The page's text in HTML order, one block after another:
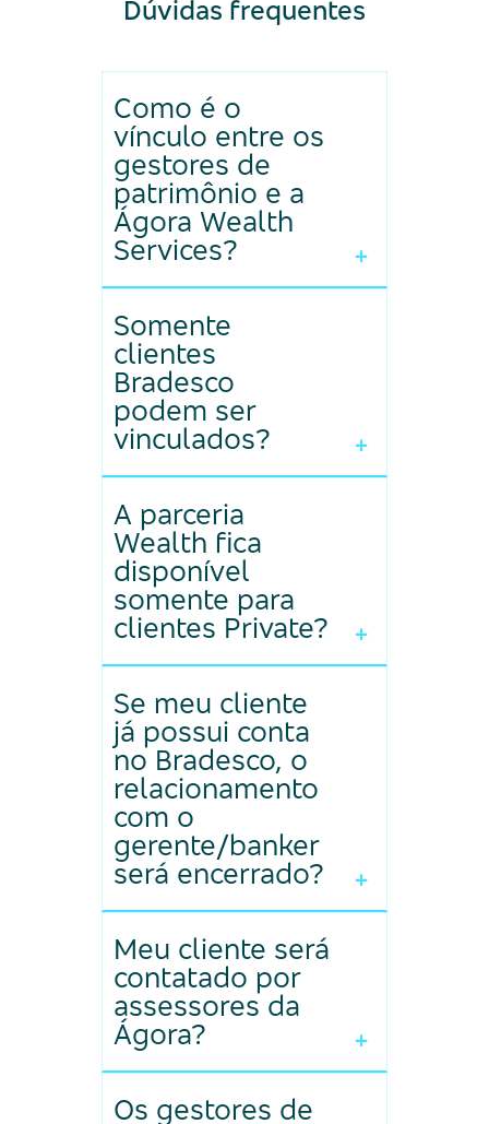
Dúvidas frequentes
Como é o
vínculo entre os
gestores de
patrimônio e a
Ágora Wealth
Services?
+
- O cliente, por meio de um
termo, formalizará o vínculo
com seu gestor ou
consultor, dando acesso às
informações da sua conta.
Somente
clientes
Bradesco
podem ser
vinculados?
+
- Não. A Ágora é uma casa
de investimentos aberta a
todos, com a solidez e
segurança do Bradesco por
trás da nossa estrutura.
A parceria
Wealth fica
disponível
somente para
clientes Private?
+
- Qualquer cliente pode
fazer parte do ecossistema
Ágora Wealth Services, não
necessariamente clientes
Private.
Se meu cliente
já possui conta
no Bradesco, o
relacionamento
com o
gerente/banker
será encerrado?
+
- Não. A atuação dos
diferentes segmentos do
banco é feita de forma
complementar, enxergando
o cliente de forma global.
Meu cliente será
contatado por
assessores da
Ágora?
+
- Não. Uma vez que o
Os gestores de